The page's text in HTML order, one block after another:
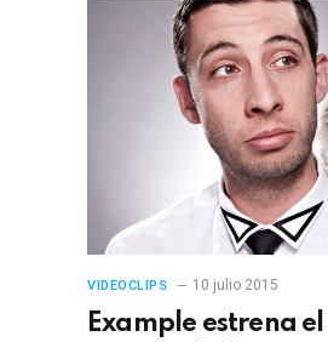
VIDEOCLIPS 10 julio 2015
Example estrena